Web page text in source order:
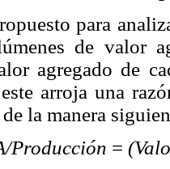
para
de valor
agregado de
arroja una
la manera
Producción =